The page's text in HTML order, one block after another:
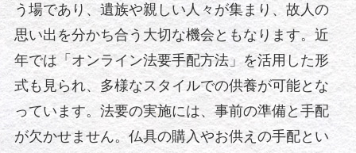
う場であり、遺族や親しい人々が集まり、故人の
思い出を分かち合う大切な機会ともなります。近
年では「オンライン法要手配方法」を活用した形
式も見られ、多様なスタイルでの供養が可能とな
っています。法要の実施には、事前の準備と手配
が欠かせません。仏具の購入やお供えの手配とい